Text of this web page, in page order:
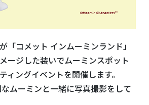
「コメット インムーミンランド」
ージした装いでムーミンスポット
ィングイベントを開催します。
ムーミンと一緒に写真撮影をして